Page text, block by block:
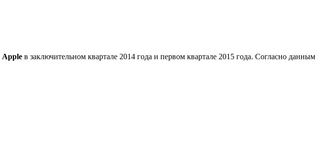
Apple в заключительном квартале 2014 года и первом квартале 2015 года. Согласно данным